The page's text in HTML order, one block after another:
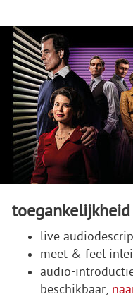
toegankelijkheid
live
meet & feel
audio-
beschikbaar,